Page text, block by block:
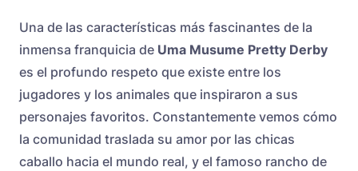
Una de las características más fascinantes de la
inmensa franquicia de Uma Musume Pretty Derby
es el profundo respeto que existe entre los
jugadores y los animales que inspiraron a sus
personajes favoritos. Constantemente vemos cómo
la comunidad traslada su amor por las chicas
caballo hacia el mundo real, y el famoso rancho de